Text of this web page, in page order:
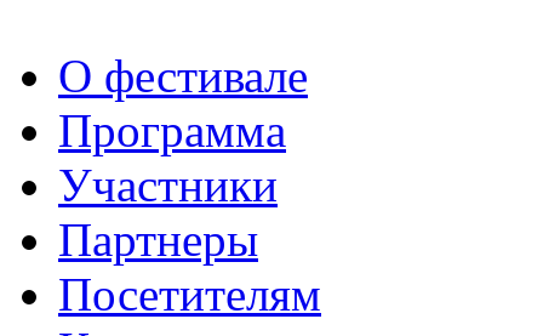
О фестивале
Программа
Участники
Партнеры
Посетителям